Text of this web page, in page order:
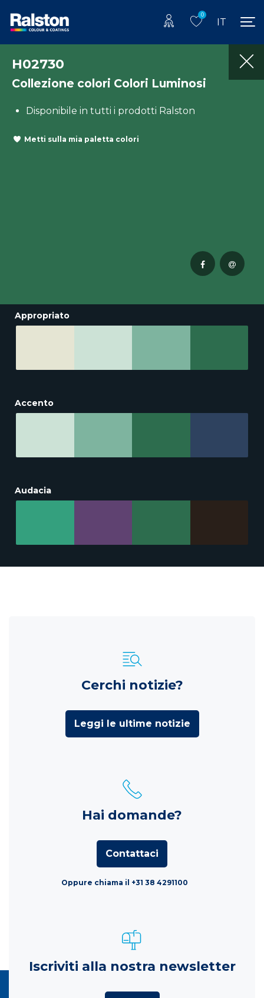
0
IT
H02730
Collezione colori Colori Luminosi
Disponibile in tutti i prodotti Ralston
Metti sulla mia paletta colori
Appropriato
Accento
Audacia
Cerchi notizie?
Leggi le ultime notizie
Hai domande?
Contattaci
Oppure chiama il +31 38 4291100
Iscriviti alla nostra newsletter